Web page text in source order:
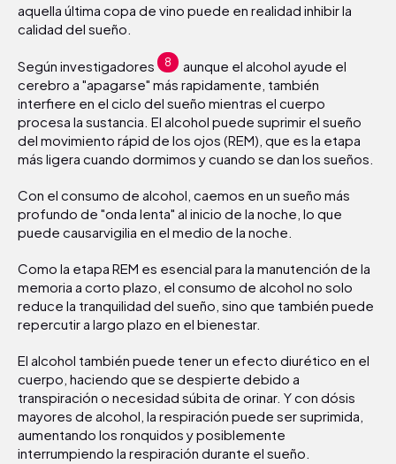
aquella última copa de vino puede en realidad inhibir la
calidad del sueño.
Según investigadores 8
aunque el alcohol ayude el
cerebro a "apagarse" más rapidamente, también
interfiere en el ciclo del sueño mientras el cuerpo
procesa la sustancia. El alcohol puede suprimir el sueño
del movimiento rápid de los ojos (REM), que es la etapa
más ligera cuando dormimos y cuando se dan los sueños.
Con el consumo de alcohol, caemos en un sueño más
profundo de "onda lenta" al inicio de la noche, lo que
puede causarvigilia en el medio de la noche.
Como la etapa REM es esencial para la manutención de la
memoria a corto plazo, el consumo de alcohol no solo
reduce la tranquilidad del sueño, sino que también puede
repercutir a largo plazo en el bienestar.
El alcohol también puede tener un efecto diurético en el
cuerpo, haciendo que se despierte debido a
transpiración o necesidad súbita de orinar. Y con dósis
mayores de alcohol, la respiración puede ser suprimida,
aumentando los ronquidos y posiblemente
interrumpiendo la respiración durante el sueño.